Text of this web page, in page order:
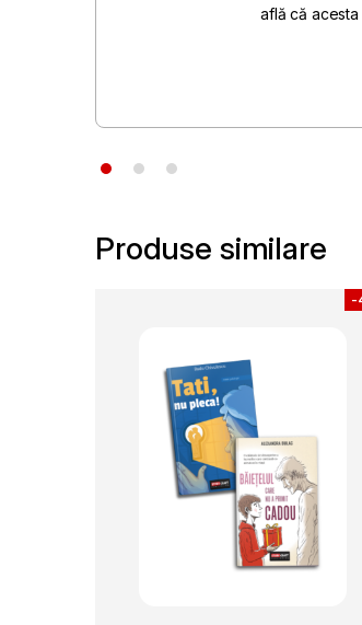
află că
Produse similare
-